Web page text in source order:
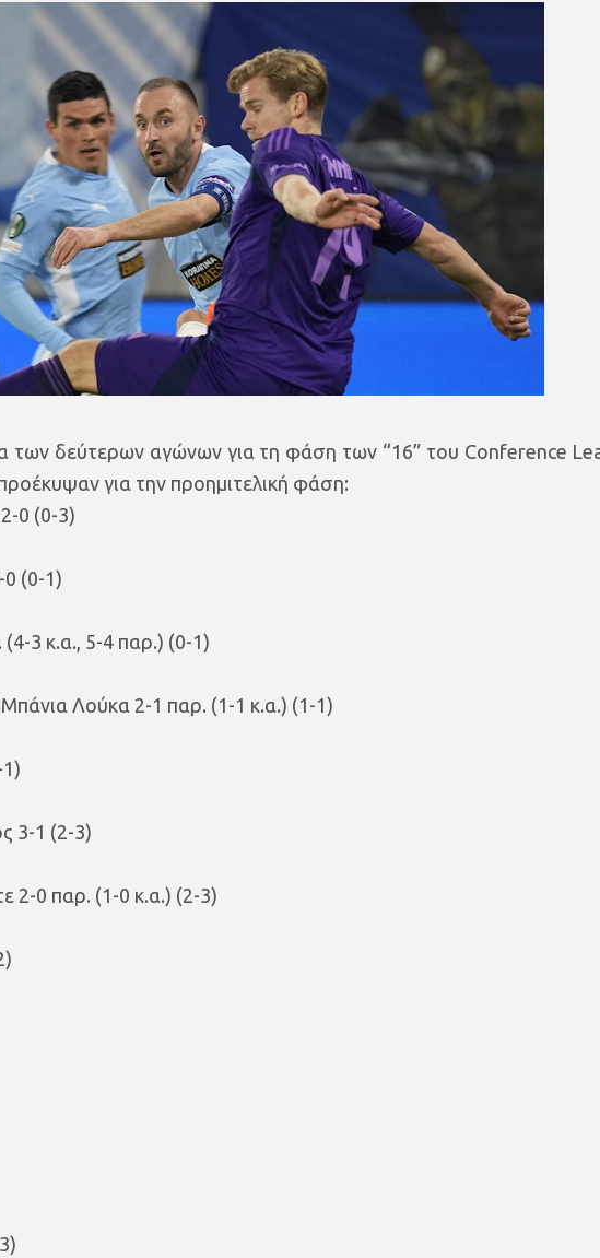
των δεύτερων αγώνων για τη φάση των “16” του Conference
για την προημιτελική φάση:
0 (0-3)
(0-1)
3 κ.α., 5-4 παρ.) (0-1)
Λούκα 2-1 παρ. (1-1 κ.α.) (1-1)
3-1 (2-3)
2-0 παρ. (1-0 κ.α.) (2-3)